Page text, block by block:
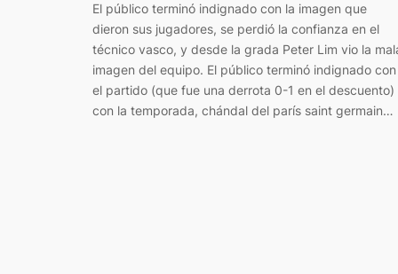
El público terminó indignado con la imagen que
dieron sus jugadores, se perdió la confianza en el
técnico vasco, y desde la grada Peter Lim vio la
imagen del equipo. El público terminó indignado con
el partido (que fue una derrota 0-1 en el descuento)
con la temporada, chándal del parís saint germain…